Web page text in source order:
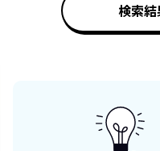
検索